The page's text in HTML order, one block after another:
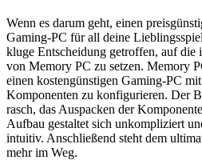
Wenn es darum geht, einen
Gaming-PC für all deine
kluge Entscheidung getroffen, auf
von Memory PC zu setzen. Memory
einen kostengünstigen Gaming-PC
Komponenten zu konfigurieren. Der
rasch, das Auspacken der
Aufbau gestaltet sich unkompliziert
intuitiv. Anschließend steht dem
mehr im Weg.